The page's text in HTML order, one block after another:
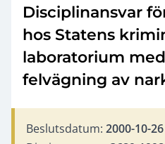
Disciplinansvar
hos Statens
laboratorium
felvägning av
Beslutsdatum: 2000-10-26